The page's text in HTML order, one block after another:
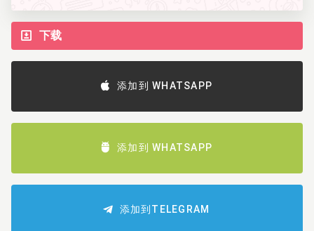
下载
添加到 WHATSAPP
添加到 WHATSAPP
添加到TELEGRAM